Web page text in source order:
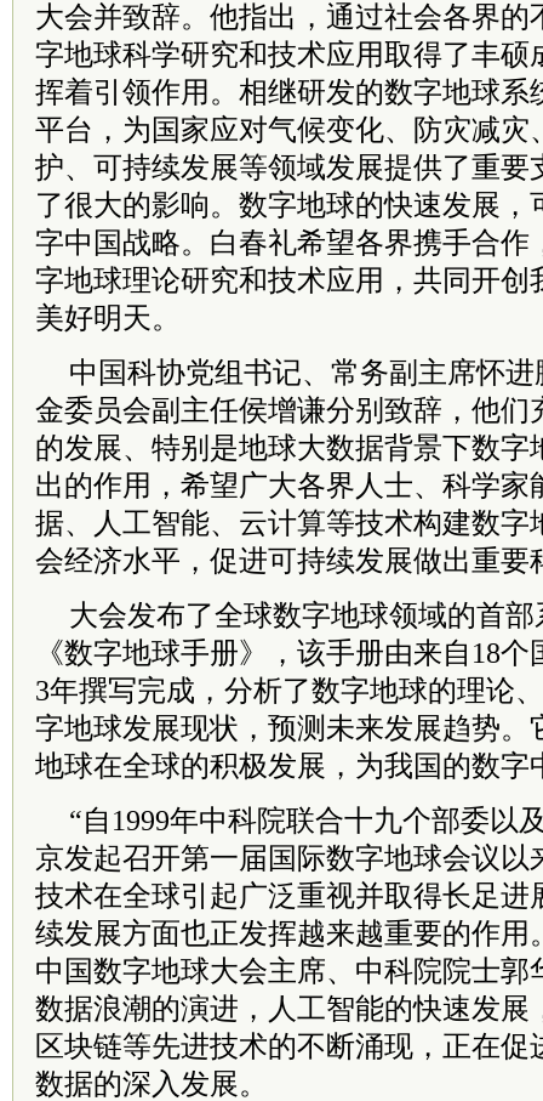
大会并致辞。他指出，通过社会各界的
字地球科学研究和技术应用取得了丰硕
挥着引领作用。相继研发的数字地球系
平台，为国家应对气候变化、防灾减灾
护、可持续发展等领域发展提供了重要
了很大的影响。数字地球的快速发展，
字中国战略。白春礼希望各界携手合作
字地球理论研究和技术应用，共同开创
美好明天。
中国科协党组书记、常务副主席怀
金委员会副主任侯增谦分别致辞，他们
的发展、特别是地球大数据背景下数字
出的作用，希望广大各界人士、科学家
据、人工智能、云计算等技术构建数字
会经济水平，促进可持续发展做出重要
大会发布了全球数字地球领域的首
《数字地球手册》，该手册由来自18
3年撰写完成，分析了数字地球的理论
字地球发展现状，预测未来发展趋势。
地球在全球的积极发展，为我国的数字
“自1999年中科院联合十九个部委以
京发起召开第一届国际数字地球会议以
技术在全球引起广泛重视并取得长足进
续发展方面也正发挥越来越重要的作用
中国数字地球大会主席、 中科院院士郭
数据浪潮的演进，人工智能的快速发展
区块链等先进技术的不断涌现，正在促
数据的深入发展。